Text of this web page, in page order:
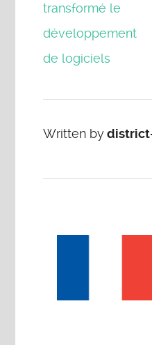
transformé le
développement
de logiciels
Written by